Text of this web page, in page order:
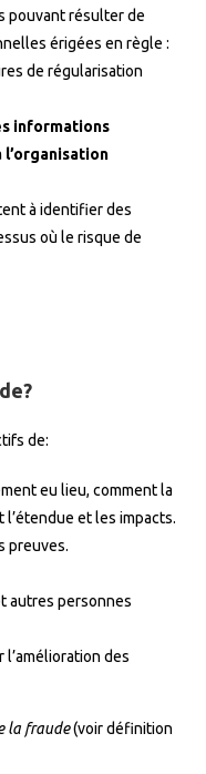
pouvant résulter de
érigées en règle :
de régularisation
informations
à identifier des
où le risque de
de:
eu lieu, comment la
et les impacts.
preuves.
autres personnes
des
la fraude(voir définition